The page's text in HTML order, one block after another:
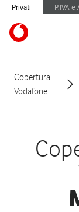
Privati P.IVA
Copertura
Vodafone